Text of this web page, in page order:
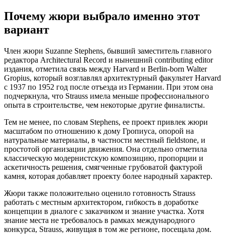
Почему жюри выбрало именно этот
вариант
Член жюри Suzanne Stephens, бывший заместитель главного
редактора Architectural Record и нынешний contributing editor
издания, отметила связь между Harvard и Berlin-born Walter
Gropius, который возглавлял архитектурный факультет Harvard
с 1937 по 1952 год после отъезда из Германии. При этом она
подчеркнула, что Strauss имела меньше профессионального
опыта в строительстве, чем некоторые другие финалисты.
Тем не менее, по словам Stephens, ее проект привлек жюри
масштабом по отношению к дому Гропиуса, опорой на
натуральные материалы, в частности местный fieldstone, и
простотой организации движения. Она отдельно отметила
классическую модернистскую композицию, пропорции и
аскетичность решения, смягченные грубоватой фактурой
камня, которая добавляет проекту более народный характер.
Жюри также положительно оценило готовность Strauss
работать с местным архитектором, гибкость в доработке
концепции в диалоге с заказчиком и знание участка. Хотя
знание места не требовалось в рамках международного
конкурса, Strauss, живущая в том же регионе, посещала дом.